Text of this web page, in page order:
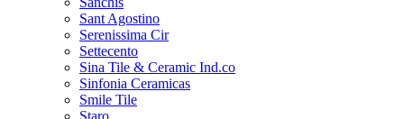
Sant Agostino
Serenissima Cir
Settecento
Sina Tile & Ceramic Ind.co
Sinfonia Ceramicas
Smile Tile
Staro